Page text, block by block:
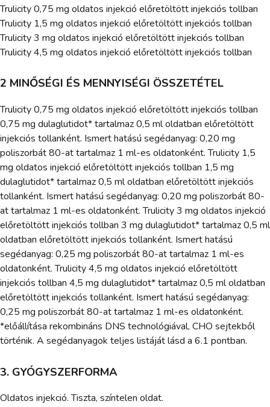
Trulicity 0,75 mg oldatos injekció előretöltött injekciós tollban
Trulicity 1,5 mg oldatos injekció előretöltött injekciós tollban
Trulicity 3 mg oldatos injekció előretöltött injekciós tollban
Trulicity 4,5 mg oldatos injekció előretöltött injekciós tollban
2 MINŐSÉGI ÉS MENNYISÉGI ÖSSZETÉTEL
Trulicity 0,75 mg oldatos injekció előretöltött injekciós tollban
0,75 mg dulaglutidot* tartalmaz 0,5 ml oldatban előretöltött
injekciós tollanként. Ismert hatású segédanyag: 0,20 mg
poliszorbát 80-at tartalmaz 1 ml-es oldatonként. Trulicity 1,5
mg oldatos injekció előretöltött injekciós tollban 1,5 mg
dulaglutidot* tartalmaz 0,5 ml oldatban előretöltött injekciós
tollanként. Ismert hatású segédanyag: 0,20 mg poliszorbát 80-
at tartalmaz 1 ml-es oldatonként. Trulicity 3 mg oldatos injekció
előretöltött injekciós tollban 3 mg dulaglutidot* tartalmaz 0,5 ml
oldatban előretöltött injekciós tollanként. Ismert hatású
segédanyag: 0,25 mg poliszorbát 80-at tartalmaz 1 ml-es
oldatonként. Trulicity 4,5 mg oldatos injekció előretöltött
injekciós tollban 4,5 mg dulaglutidot* tartalmaz 0,5 ml oldatban
előretöltött injekciós tollanként. Ismert hatású segédanyag:
0,25 mg poliszorbát 80-at tartalmaz 1 ml-es oldatonként.
*előállítása rekombináns DNS technológiával, CHO sejtekből
történik. A segédanyagok teljes listáját lásd a 6.1 pontban.
3. GYÓGYSZERFORMA
Oldatos injekció. Tiszta, színtelen oldat.